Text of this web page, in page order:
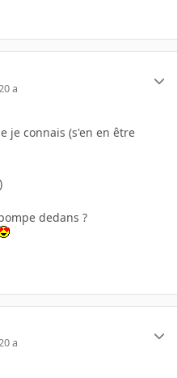
a
je connais (s'en en être
dedans ?
a